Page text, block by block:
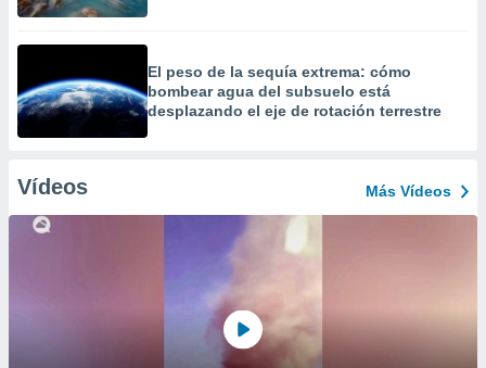
El peso de la sequía extrema: cómo
bombear agua del subsuelo está
desplazando el eje de rotación terrestre
Vídeos Más Vídeos